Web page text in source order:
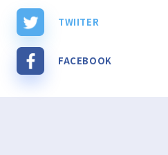
TWIITER
FACEBOOK